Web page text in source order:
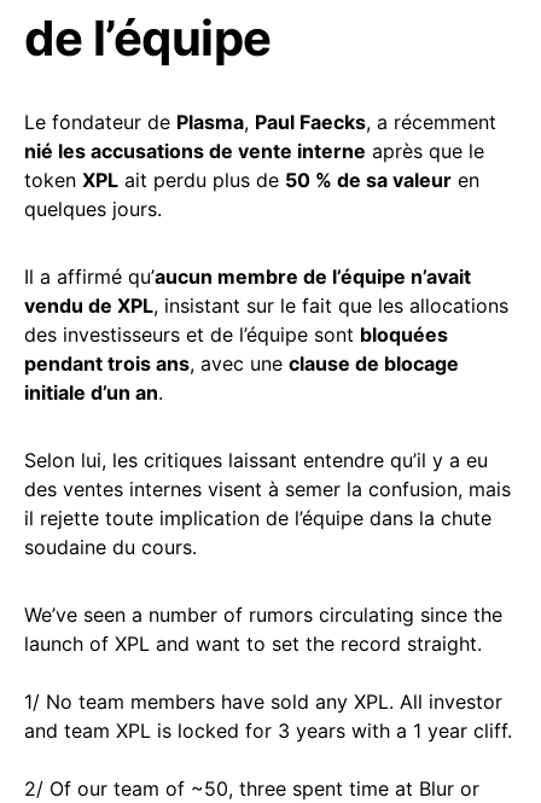
de l’équipe
Le fondateur de Plasma, Paul Faecks, a récemment
nié les accusations de vente interne après que le
token XPL ait perdu plus de 50 % de sa valeur en
quelques jours.
Il a affirmé qu’aucun membre de l’équipe n’avait
vendu de XPL, insistant sur le fait que les allocations
des investisseurs et de l’équipe sont bloquées
pendant trois ans, avec une clause de blocage
initiale d’un an.
Selon lui, les critiques laissant entendre qu’il y a eu
des ventes internes visent à semer la confusion, mais
il rejette toute implication de l’équipe dans la chute
soudaine du cours.
We’ve seen a number of rumors circulating since the
launch of XPL and want to set the record straight.
1/ No team members have sold any XPL. All investor
and team XPL is locked for 3 years with a 1 year cliff.
2/ Of our team of ~50, three spent time at Blur or